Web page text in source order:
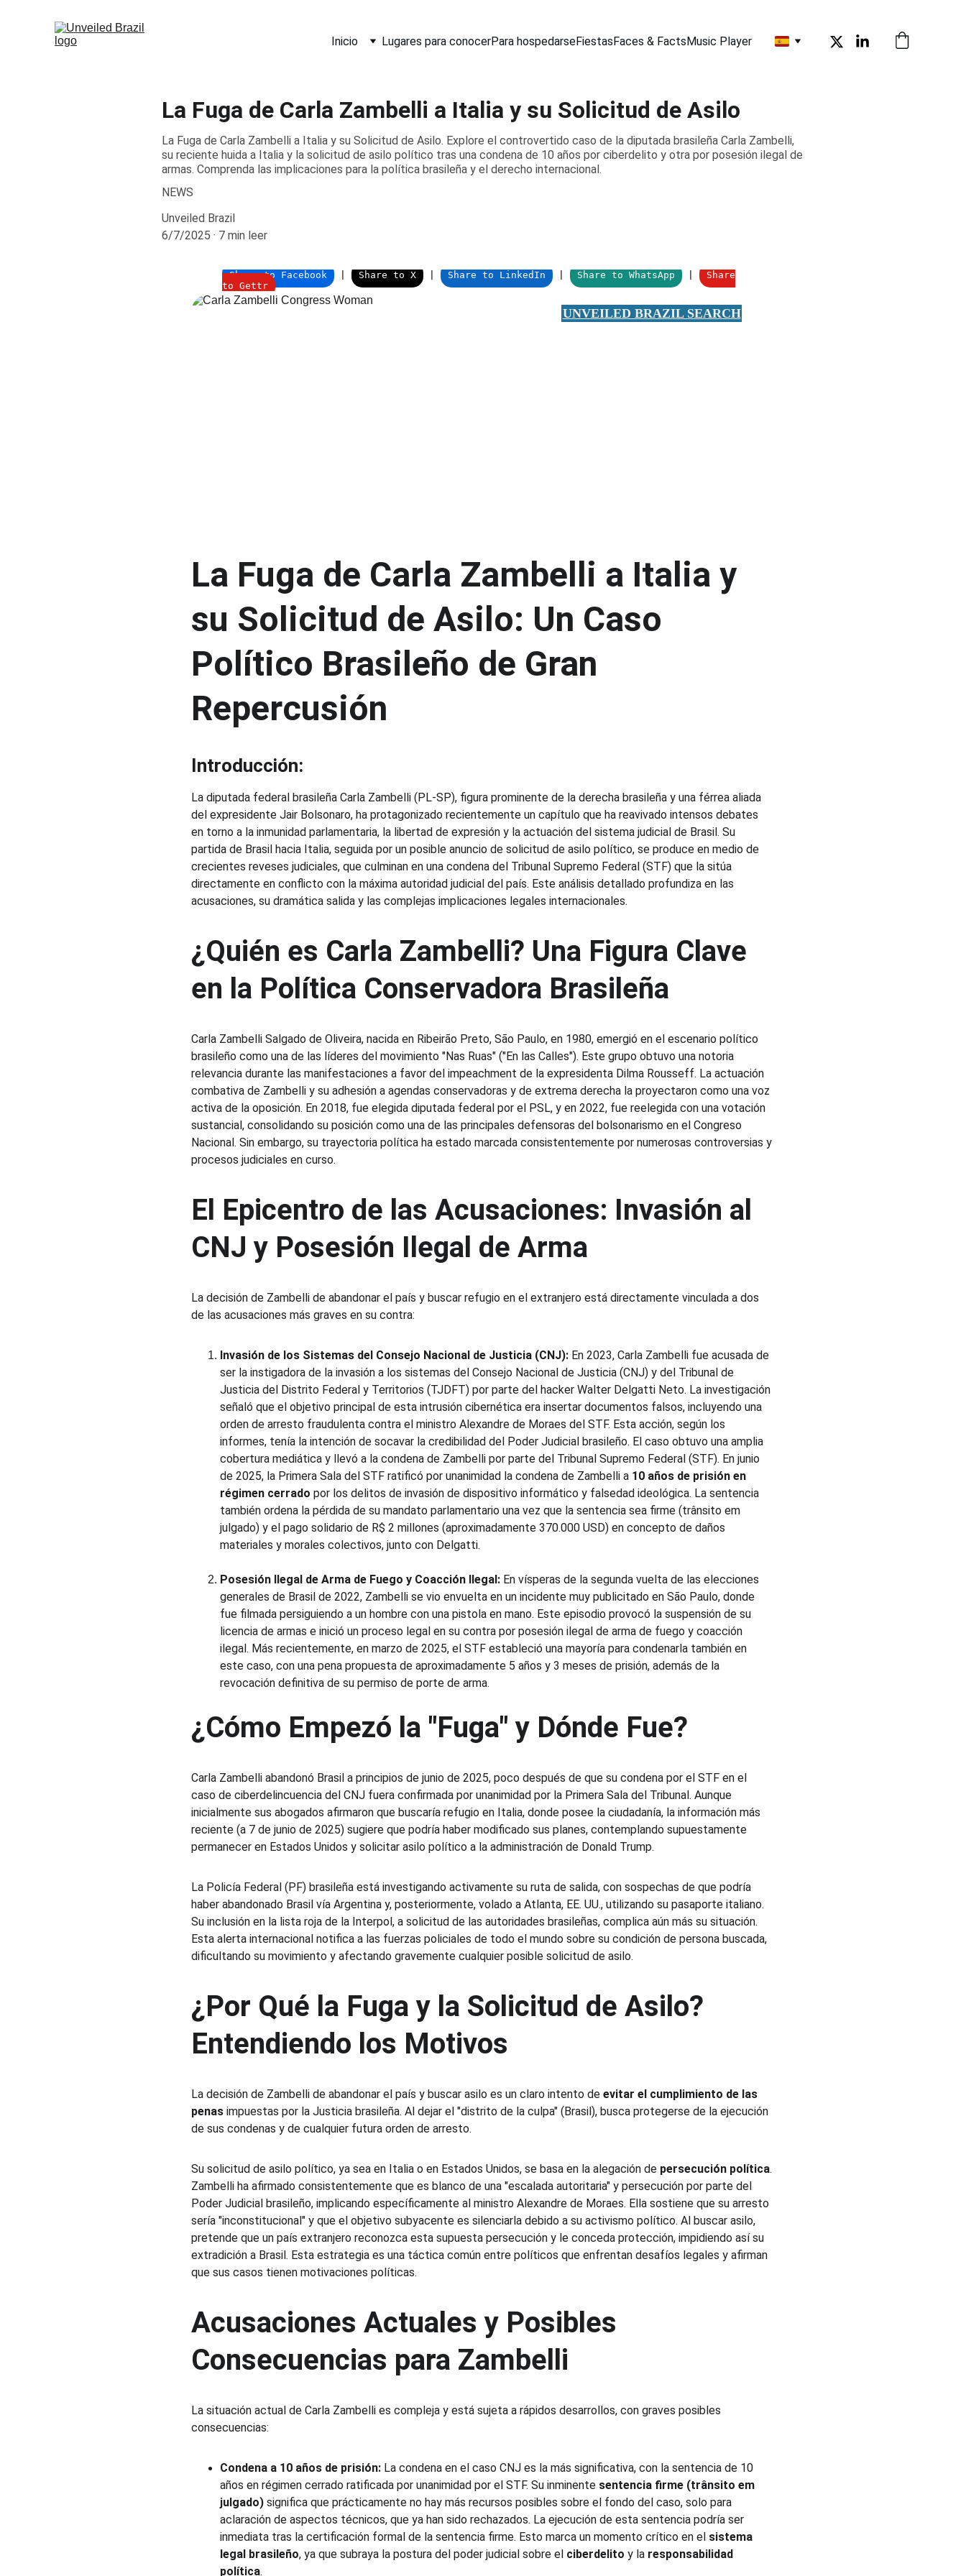
Inicio Lugares para conocerPara hospedarseFiestasFaces & FactsMusic Player
La Fuga de Carla Zambelli a Italia y su Solicitud de Asilo
La Fuga de Carla Zambelli a Italia y su Solicitud de Asilo. Explore el controvertido caso de la diputada brasileña Carla Zambelli,
su reciente huida a Italia y la solicitud de asilo político tras una condena de 10 años por ciberdelito y otra por posesión ilegal de
armas. Comprenda las implicaciones para la política brasileña y el derecho internacional.
NEWS
Unveiled Brazil
6/7/2025
7 min leer
La Fuga de Carla Zambelli a Italia y
su Solicitud de Asilo: Un Caso
Político Brasileño de Gran
Repercusión
Introducción:
La diputada federal brasileña Carla Zambelli (PL-SP), figura prominente de la derecha brasileña y una férrea aliada
del expresidente Jair Bolsonaro, ha protagonizado recientemente un capítulo que ha reavivado intensos debates
en torno a la inmunidad parlamentaria, la libertad de expresión y la actuación del sistema judicial de Brasil. Su
partida de Brasil hacia Italia, seguida por un posible anuncio de solicitud de asilo político, se produce en medio de
crecientes reveses judiciales, que culminan en una condena del Tribunal Supremo Federal (STF) que la sitúa
directamente en conflicto con la máxima autoridad judicial del país. Este análisis detallado profundiza en las
acusaciones, su dramática salida y las complejas implicaciones legales internacionales.
¿Quién es Carla Zambelli? Una Figura Clave
en la Política Conservadora Brasileña
Carla Zambelli Salgado de Oliveira, nacida en Ribeirão Preto, São Paulo, en 1980, emergió en el escenario político
brasileño como una de las líderes del movimiento "Nas Ruas" ("En las Calles"). Este grupo obtuvo una notoria
relevancia durante las manifestaciones a favor del impeachment de la expresidenta Dilma Rousseff. La actuación
combativa de Zambelli y su adhesión a agendas conservadoras y de extrema derecha la proyectaron como una voz
activa de la oposición. En 2018, fue elegida diputada federal por el PSL, y en 2022, fue reelegida con una votación
sustancial, consolidando su posición como una de las principales defensoras del bolsonarismo en el Congreso
Nacional. Sin embargo, su trayectoria política ha estado marcada consistentemente por numerosas controversias y
procesos judiciales en curso.
El Epicentro de las Acusaciones: Invasión al
CNJ y Posesión Ilegal de Arma
La decisión de Zambelli de abandonar el país y buscar refugio en el extranjero está directamente vinculada a dos
de las acusaciones más graves en su contra:
Invasión de los Sistemas del Consejo Nacional de Justicia (CNJ): En 2023, Carla Zambelli fue acusada de
ser la instigadora de la invasión a los sistemas del Consejo Nacional de Justicia (CNJ) y del Tribunal de
Justicia del Distrito Federal y Territorios (TJDFT) por parte del hacker Walter Delgatti Neto. La investigación
señaló que el objetivo principal de esta intrusión cibernética era insertar documentos falsos, incluyendo una
orden de arresto fraudulenta contra el ministro Alexandre de Moraes del STF. Esta acción, según los
informes, tenía la intención de socavar la credibilidad del Poder Judicial brasileño. El caso obtuvo una amplia
cobertura mediática y llevó a la condena de Zambelli por parte del Tribunal Supremo Federal (STF). En junio
de 2025, la Primera Sala del STF ratificó por unanimidad la condena de Zambelli a 10 años de prisión en
régimen cerrado por los delitos de invasión de dispositivo informático y falsedad ideológica. La sentencia
también ordena la pérdida de su mandato parlamentario una vez que la sentencia sea firme (trânsito em
julgado) y el pago solidario de R$ 2 millones (aproximadamente 370.000 USD) en concepto de daños
materiales y morales colectivos, junto con Delgatti.
Posesión Ilegal de Arma de Fuego y Coacción Ilegal: En vísperas de la segunda vuelta de las elecciones
generales de Brasil de 2022, Zambelli se vio envuelta en un incidente muy publicitado en São Paulo, donde
fue filmada persiguiendo a un hombre con una pistola en mano. Este episodio provocó la suspensión de su
licencia de armas e inició un proceso legal en su contra por posesión ilegal de arma de fuego y coacción
ilegal. Más recientemente, en marzo de 2025, el STF estableció una mayoría para condenarla también en
este caso, con una pena propuesta de aproximadamente 5 años y 3 meses de prisión, además de la
revocación definitiva de su permiso de porte de arma.
¿Cómo Empezó la "Fuga" y Dónde Fue?
Carla Zambelli abandonó Brasil a principios de junio de 2025, poco después de que su condena por el STF en el
caso de ciberdelincuencia del CNJ fuera confirmada por unanimidad por la Primera Sala del Tribunal. Aunque
inicialmente sus abogados afirmaron que buscaría refugio en Italia, donde posee la ciudadanía, la información más
reciente (a 7 de junio de 2025) sugiere que podría haber modificado sus planes, contemplando supuestamente
permanecer en Estados Unidos y solicitar asilo político a la administración de Donald Trump.
La Policía Federal (PF) brasileña está investigando activamente su ruta de salida, con sospechas de que podría
haber abandonado Brasil vía Argentina y, posteriormente, volado a Atlanta, EE. UU., utilizando su pasaporte italiano.
Su inclusión en la lista roja de la Interpol, a solicitud de las autoridades brasileñas, complica aún más su situación.
Esta alerta internacional notifica a las fuerzas policiales de todo el mundo sobre su condición de persona buscada,
dificultando su movimiento y afectando gravemente cualquier posible solicitud de asilo.
¿Por Qué la Fuga y la Solicitud de Asilo?
Entendiendo los Motivos
La decisión de Zambelli de abandonar el país y buscar asilo es un claro intento de evitar el cumplimiento de las
penas impuestas por la Justicia brasileña. Al dejar el "distrito de la culpa" (Brasil), busca protegerse de la ejecución
de sus condenas y de cualquier futura orden de arresto.
Su solicitud de asilo político, ya sea en Italia o en Estados Unidos, se basa en la alegación de persecución política.
Zambelli ha afirmado consistentemente que es blanco de una "escalada autoritaria" y persecución por parte del
Poder Judicial brasileño, implicando específicamente al ministro Alexandre de Moraes. Ella sostiene que su arresto
sería "inconstitucional" y que el objetivo subyacente es silenciarla debido a su activismo político. Al buscar asilo,
pretende que un país extranjero reconozca esta supuesta persecución y le conceda protección, impidiendo así su
extradición a Brasil. Esta estrategia es una táctica común entre políticos que enfrentan desafíos legales y afirman
que sus casos tienen motivaciones políticas.
Acusaciones Actuales y Posibles
Consecuencias para Zambelli
La situación actual de Carla Zambelli es compleja y está sujeta a rápidos desarrollos, con graves posibles
consecuencias:
Condena a 10 años de prisión: La condena en el caso CNJ es la más significativa, con la sentencia de 10
años en régimen cerrado ratificada por unanimidad por el STF. Su inminente sentencia firme (trânsito em
julgado) significa que prácticamente no hay más recursos posibles sobre el fondo del caso, solo para
aclaración de aspectos técnicos, que ya han sido rechazados. La ejecución de esta sentencia podría ser
inmediata tras la certificación formal de la sentencia firme. Esto marca un momento crítico en el sistema
legal brasileño, ya que subraya la postura del poder judicial sobre el ciberdelito y la responsabilidad
política.
UNVEILED BRAZIL SEARCH